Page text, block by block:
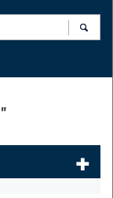
"